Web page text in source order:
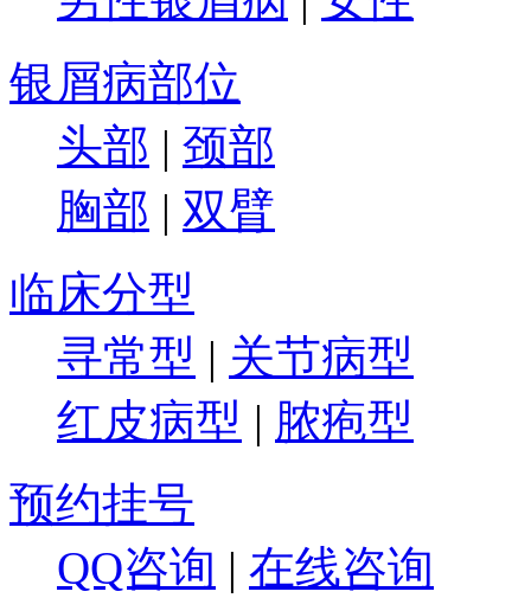
银屑病部位
头部 | 颈部
胸部 | 双臂
临床分型
寻常型 | 关节病型
红皮病型 | 脓疱型
预约挂号
QQ咨询 | 在线咨询